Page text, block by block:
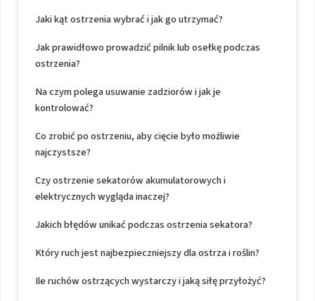
Jaki kąt ostrzenia wybrać i jak go utrzymać?
Jak prawidłowo prowadzić pilnik lub osełkę podczas
ostrzenia?
Na czym polega usuwanie zadziorów i jak je
kontrolować?
Co zrobić po ostrzeniu, aby cięcie było możliwie
najczystsze?
Czy ostrzenie sekatorów akumulatorowych i
elektrycznych wygląda inaczej?
Jakich błędów unikać podczas ostrzenia sekatora?
Który ruch jest najbezpieczniejszy dla ostrza i roślin?
Ile ruchów ostrzących wystarczy i jaką siłę przyłożyć?